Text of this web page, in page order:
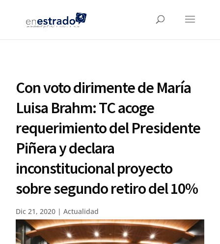
Con voto dirimente de María
Luisa Brahm: TC acoge
requerimiento del Presidente
Piñera y declara
inconstitucional proyecto
sobre segundo retiro del 10%
Dic 21, 2020 |Actualidad